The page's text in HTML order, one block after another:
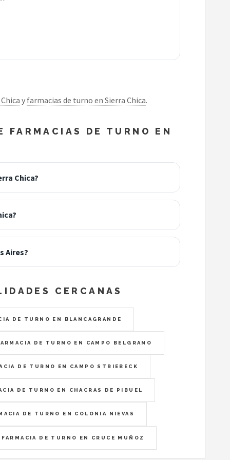
y farmacias de turno en Sierra Chica.
FARMACIAS DE TURNO EN
Chica?
Aires?
CERCANAS
DE TURNO EN BLANCAGRANDE
DE TURNO EN CAMPO BELGRANO
DE TURNO EN CAMPO STRIEBECK
DE TURNO EN CHACRAS DE PIBUEL
DE TURNO EN COLONIA NIEVAS
FARMACIA DE TURNO EN CRUCE MUÑOZ